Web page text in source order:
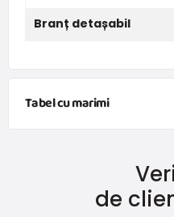
Branț detașabil
Tabel cu marimi
10,5 cmde